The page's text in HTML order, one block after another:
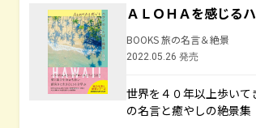
ＡＬＯＨＡを感じる
BOOKS 旅の名言＆絶景
2022.05.26 発売
世界を４０年以上歩い
の名言と癒やしの絶景集